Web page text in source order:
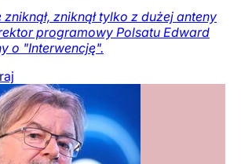
zniknął tylko z dużej anteny
programowy Polsatu Edward
o "Interwencję".